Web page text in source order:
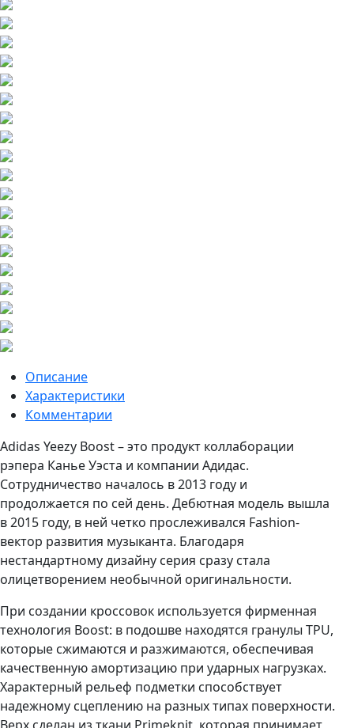
Описание
Характеристики
Комментарии
Adidas Yeezy Boost – это продукт коллаборации
рэпера Канье Уэста и компании Адидас.
Сотрудничество началось в 2013 году и
продолжается по сей день. Дебютная модель вышла
в 2015 году, в ней четко прослеживался Fashion-
вектор развития музыканта. Благодаря
нестандартному дизайну серия сразу стала
олицетворением необычной оригинальности.
При создании кроссовок используется фирменная
технология Boost: в подошве находятся гранулы TPU,
которые сжимаются и разжимаются, обеспечивая
качественную амортизацию при ударных нагрузках.
Характерный рельеф подметки способствует
надежному сцеплению на разных типах поверхности.